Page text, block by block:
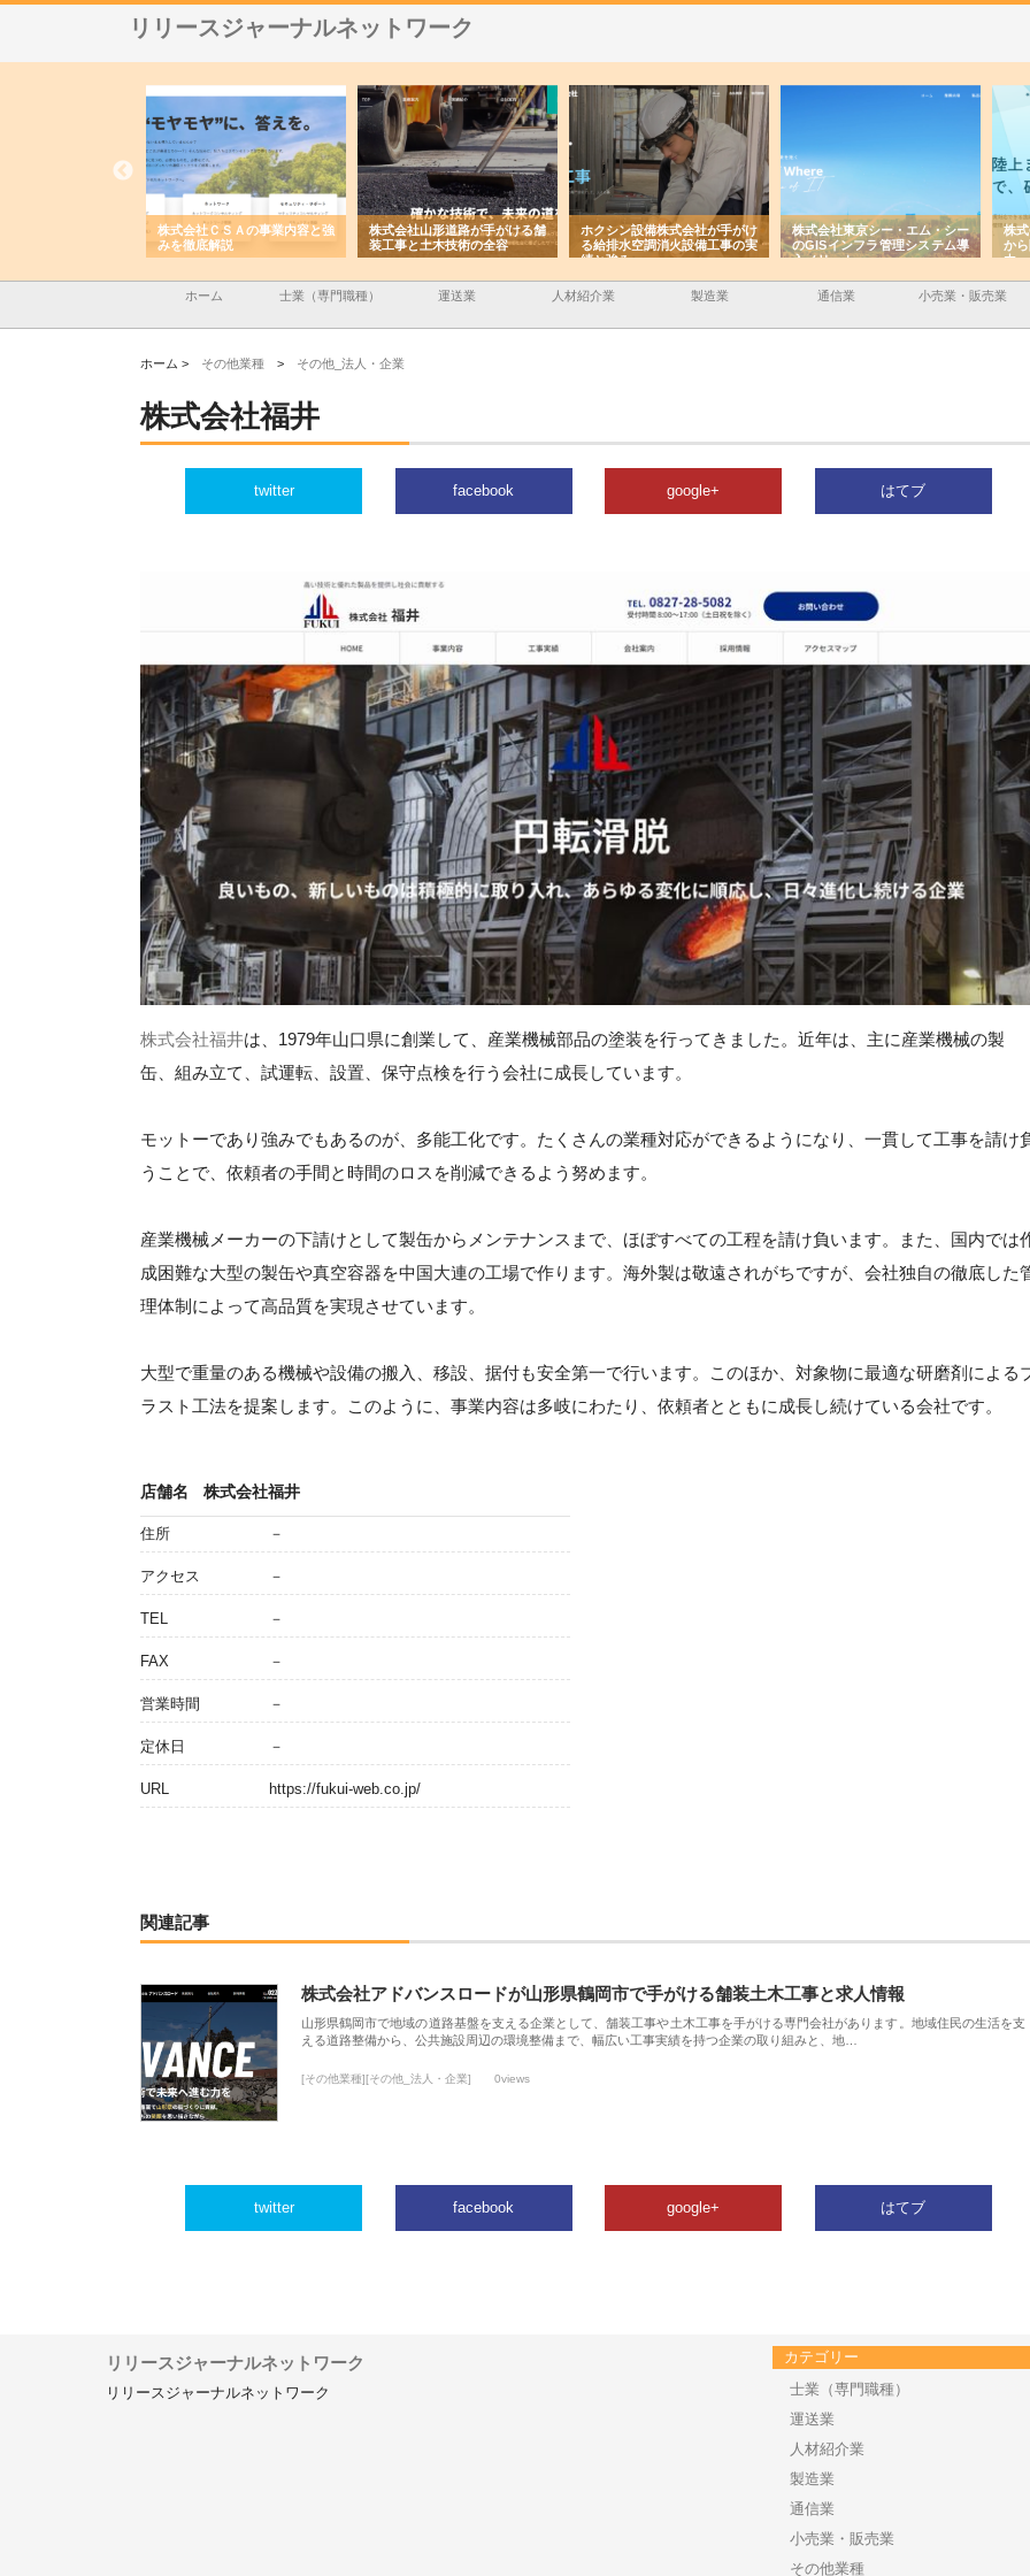
リリースジャーナルネットワーク
株式会社ＣＳＡの事業内容と強
みを徹底解説
株式会社山形道路が手がける舗
装工事と土木技術の全容
ホクシン設備株式会社が手がけ
る給排水空調消火設備工事の実
績と強み
株式会社東京シー・エム・シー
のGISインフラ管理システム導
入メリット
株
か
由
ホーム 士業（専門職種） 運送業 人材紹介業 製造業 通信業 小売業・販売業
ホーム > その他業種 > その他_法人・企業
株式会社福井
twitter facebook google+ はてブ
株式会社福井は、1979年山口県に創業して、産業機械部品の塗装を行ってきました。近年は、主に産業機械の製
缶、組み立て、試運転、設置、保守点検を行う会社に成長しています。
モットーであり強みでもあるのが、多能工化です。たくさんの業種対応ができるようになり、一貫して工事を請け
うことで、依頼者の手間と時間のロスを削減できるよう努めます。
産業機械メーカーの下請けとして製缶からメンテナンスまで、ほぼすべての工程を請け負います。また、国内では
成困難な大型の製缶や真空容器を中国大連の工場で作ります。海外製は敬遠されがちですが、会社独自の徹底した
理体制によって高品質を実現させています。
大型で重量のある機械や設備の搬入、移設、据付も安全第一で行います。このほか、対象物に最適な研磨剤による
ラスト工法を提案します。このように、事業内容は多岐にわたり、依頼者とともに成長し続けている会社です。
店舗名 株式会社福井
住所 －
アクセス －
TEL －
FAX －
営業時間 －
定休日 －
URL https://fukui-web.co.jp/
関連記事
株式会社アドバンスロードが山形県鶴岡市で手がける舗装土木工事と求人情報
山形県鶴岡市で地域の道路基盤を支える企業として、舗装工事や土木工事を手がける専門会社があります。地域住民の生活を支
える道路整備から、公共施設周辺の環境整備まで、幅広い工事実績を持つ企業の取り組みと、地…
[その他業種][その他_法人・企業] 0views
twitter facebook google+ はてブ
リリースジャーナルネットワーク
リリースジャーナルネットワーク
カテゴリー
士業（専門職種）
運送業
人材紹介業
製造業
通信業
小売業・販売業
その他業種